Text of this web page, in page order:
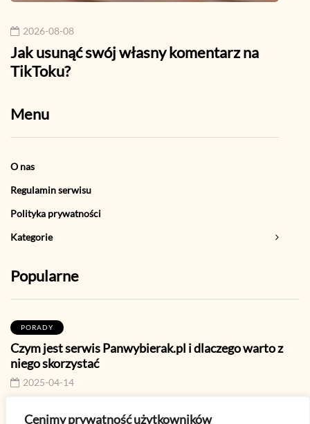
Cenimy prywatność użytkowników
2026-08-08
Jak usunąć swój własny komentarz na
TikToku?
Menu
O nas
Regulamin serwisu
Polityka prywatności
Kategorie
Popularne
PORADY
Czym jest serwis Panwybierak.pl i dlaczego warto z
niego skorzystać
2025-04-14
PORADY